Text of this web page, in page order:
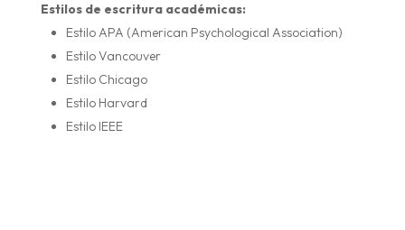
Estilos de escritura académicas:
Estilo APA (American Psychological Association)
Estilo Vancouver
Estilo Chicago
Estilo Harvard
Estilo IEEE